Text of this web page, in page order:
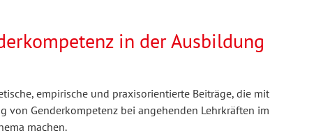
in der Ausbildung
empirische und praxisorientierte Beiträge, die mit
von Genderkompetenz bei angehenden Lehrkräften im
machen.